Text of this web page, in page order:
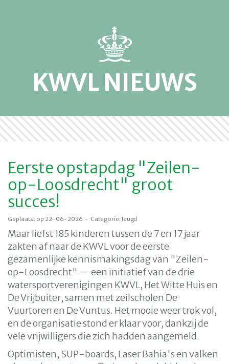
KWVL NIEUWS
Eerste opstapdag "Zeilen-
op-Loosdrecht" groot
succes!
Geplaatst op 22-06-2026 - Categorie: Jeugd
Maar liefst 185 kinderen tussen de 7 en 17 jaar
zakten af naar de KWVL voor de eerste
gezamenlijke kennismakingsdag van "Zeilen-
op-Loosdrecht" — een initiatief van de drie
watersportverenigingen KWVL, Het Witte Huis en
De Vrijbuiter, samen met zeilscholen De
Vuurtoren en De Vuntus. Het mooie weer trok vol,
en de organisatie stond er klaar voor, dankzij de
vele vrijwilligers die zich hadden aangemeld.
Optimisten, SUP-boards, Laser Bahia's en valken